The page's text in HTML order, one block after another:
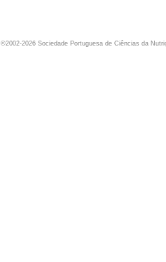
©2002-2026 Sociedade Portuguesa de Ciências da